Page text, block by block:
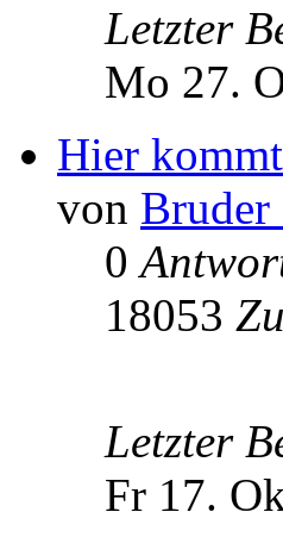
Letzter
Mo 27.
Hier
von
0
18053
Letzter
Fr 17.